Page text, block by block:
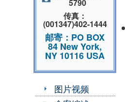
5790
传真：
(001347)402-1444
邮寄：PO BOX
84 New York,
NY 10116 USA
图片视频